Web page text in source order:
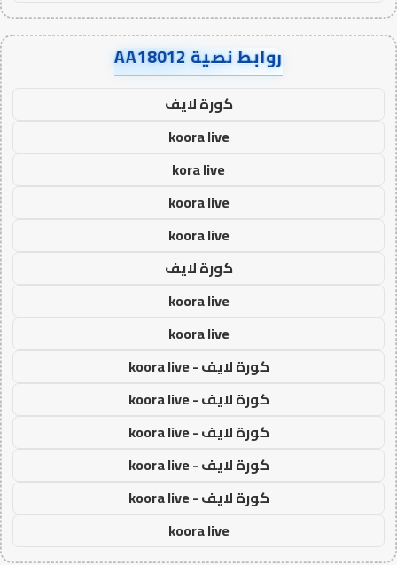
روابط نصية AA18012
كورة لايف
koora live
kora live
koora live
koora live
كورة لايف
koora live
koora live
كورة لايف - koora live
كورة لايف - koora live
كورة لايف - koora live
كورة لايف - koora live
كورة لايف - koora live
koora live